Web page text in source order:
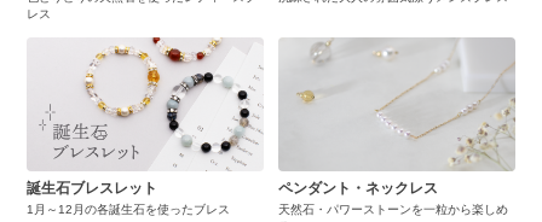
レス
誕生石ブレスレット
1月～12月の各誕生石を使ったブレス
ペンダント・ネックレス
天然石・パワーストーンを一粒から楽しめ